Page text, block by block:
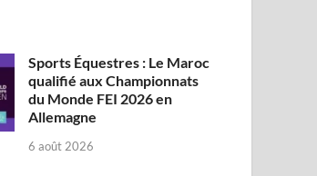
Sports Équestres : Le Maroc
qualifié aux Championnats
du Monde FEI 2026 en
Allemagne
6 août 2026